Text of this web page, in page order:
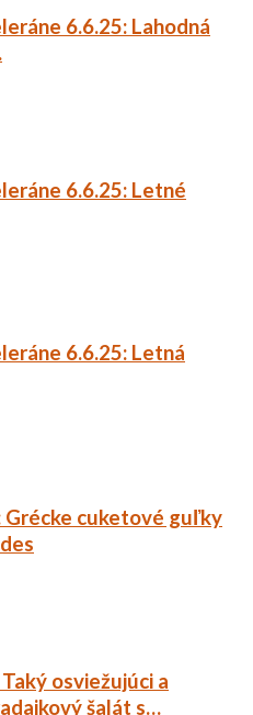
6.6.25: Lahodná
6.6.25: Letné
6.6.25: Letná
Grécke cuketové guľky
osviežujúci a
šalát s…